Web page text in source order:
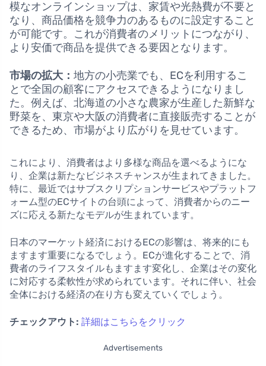
模なオンラインショップは、家賃や光熱費が不要と
なり、商品価格を競争力のあるものに設定すること
が可能です。これが消費者のメリットにつながり、
より安価で商品を提供できる要因となります。
市場の拡大： 地方の小売業でも、ECを利用するこ
とで全国の顧客にアクセスできるようになりまし
た。例えば、北海道の小さな農家が生産した新鮮な
野菜を、東京や大阪の消費者に直接販売することが
できるため、市場がより広がりを見せています。
これにより、消費者はより多様な商品を選べるようにな
り、企業は新たなビジネスチャンスが生まれてきました。
特に、最近ではサブスクリプションサービスやプラットフ
ォーム型のECサイトの台頭によって、消費者からのニー
ズに応える新たなモデルが生まれています。
日本のマーケット経済におけるECの影響は、将来的にも
ますます重要になるでしょう。ECが進化することで、消
費者のライフスタイルもますます変化し、企業はその変化
に対応する柔軟性が求められています。それに伴い、社会
全体における経済の在り方も変えていくでしょう。
チェックアウト: 詳細はこちらをクリック
Advertisements